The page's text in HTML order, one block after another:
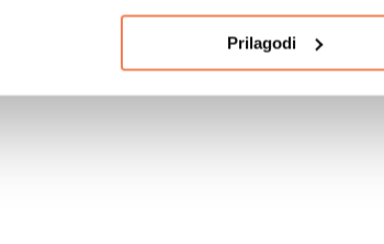
Prilagodi